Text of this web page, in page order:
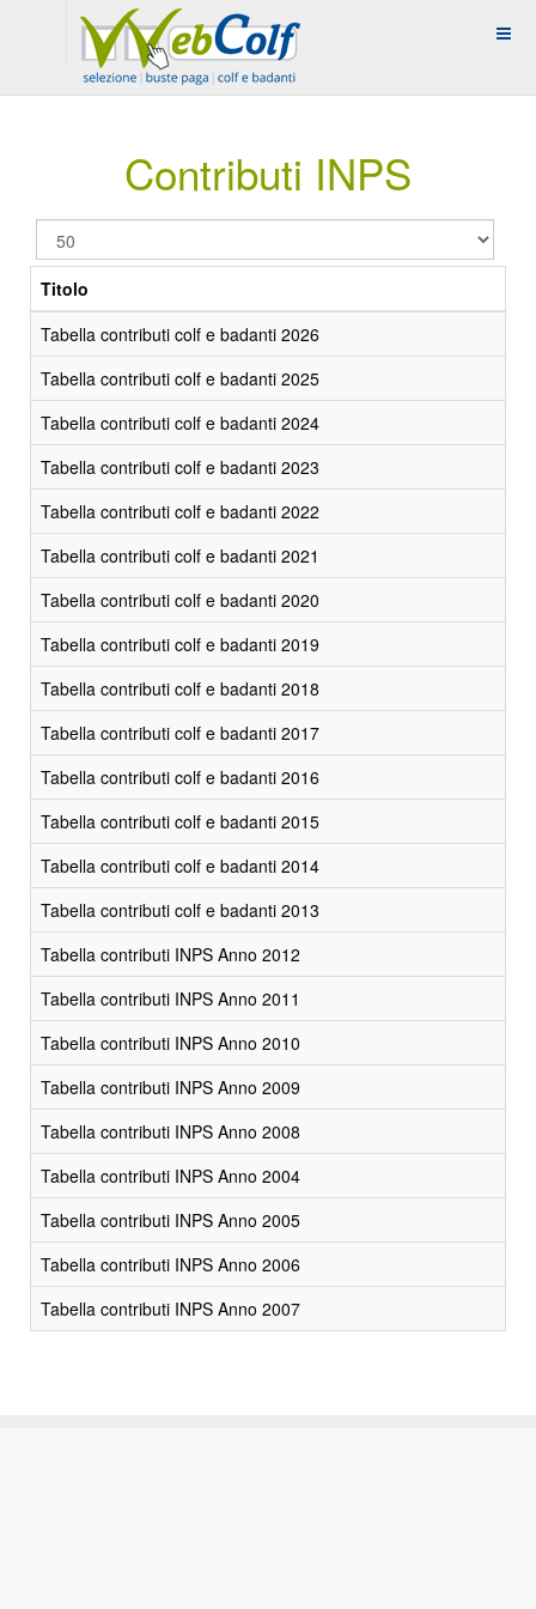
Contributi INPS
n.
Titolo
Tabella contributi colf e badanti 2026
Tabella contributi colf e badanti 2025
Tabella contributi colf e badanti 2024
Tabella contributi colf e badanti 2023
Tabella contributi colf e badanti 2022
Tabella contributi colf e badanti 2021
Tabella contributi colf e badanti 2020
Tabella contributi colf e badanti 2019
Tabella contributi colf e badanti 2018
Tabella contributi colf e badanti 2017
Tabella contributi colf e badanti 2016
Tabella contributi colf e badanti 2015
Tabella contributi colf e badanti 2014
Tabella contributi colf e badanti 2013
Tabella contributi INPS Anno 2012
Tabella contributi INPS Anno 2011
Tabella contributi INPS Anno 2010
Tabella contributi INPS Anno 2009
Tabella contributi INPS Anno 2008
Tabella contributi INPS Anno 2004
Tabella contributi INPS Anno 2005
Tabella contributi INPS Anno 2006
Tabella contributi INPS Anno 2007